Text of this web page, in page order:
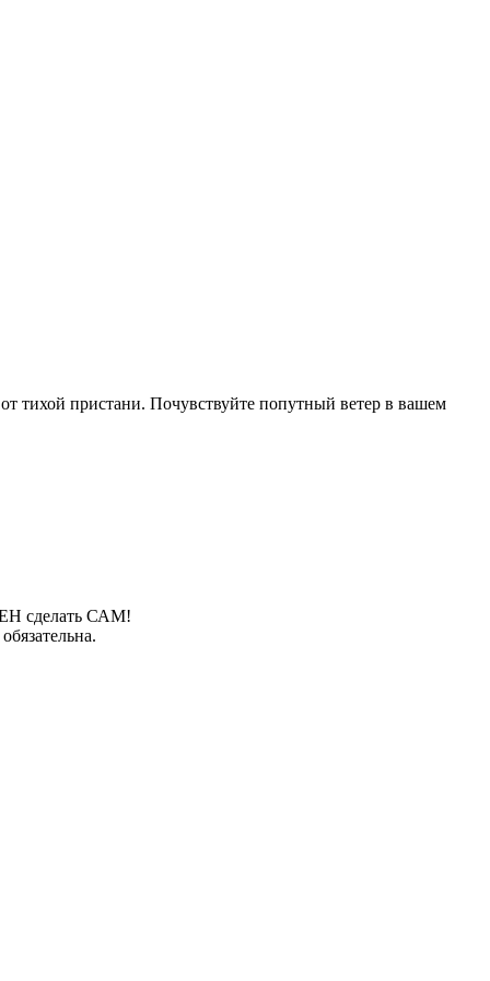
тихой пристани. Почувствуйте попутный ветер в вашем
сделать САМ!